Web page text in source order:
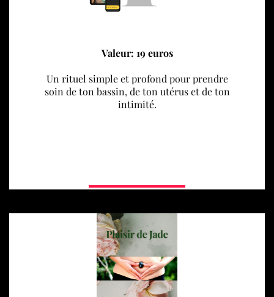
Valeur: 19 euros
Un rituel simple et profond pour prendre
soin de ton bassin, de ton utérus et de ton
intimité.